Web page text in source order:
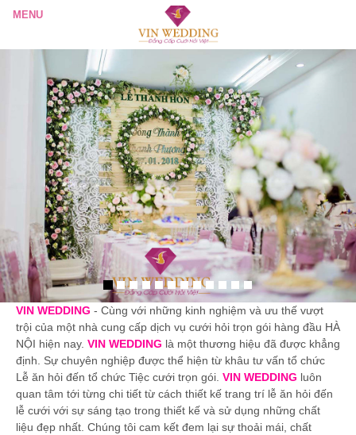
VIN WEDDING - Cùng với những kinh nghiệm và ưu thế vượt
trội của một nhà cung cấp dịch vụ cưới hỏi trọn gói hàng đầu HÀ
NỘI hiện nay. VIN WEDDING là một thương hiệu đã được khẳng
định. Sự chuyên nghiệp được thể hiện từ khâu tư vấn tổ chức
Lễ ăn hỏi đến tổ chức Tiệc cưới trọn gói. VIN WEDDING luôn
quan tâm tới từng chi tiết từ cách thiết kế trang trí lễ ăn hỏi đến
lễ cưới với sự sáng tạo trong thiết kế và sử dụng những chất
liệu đẹp nhất. Chúng tôi cam kết đem lại sự thoải mái, chất